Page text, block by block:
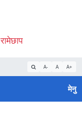
A- A A+
मेनु